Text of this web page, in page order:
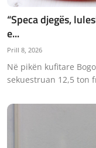
“Speca djegës,
e...
Prill 8, 2026
Në pikën kufitare
sekuestruan 12,5 ton